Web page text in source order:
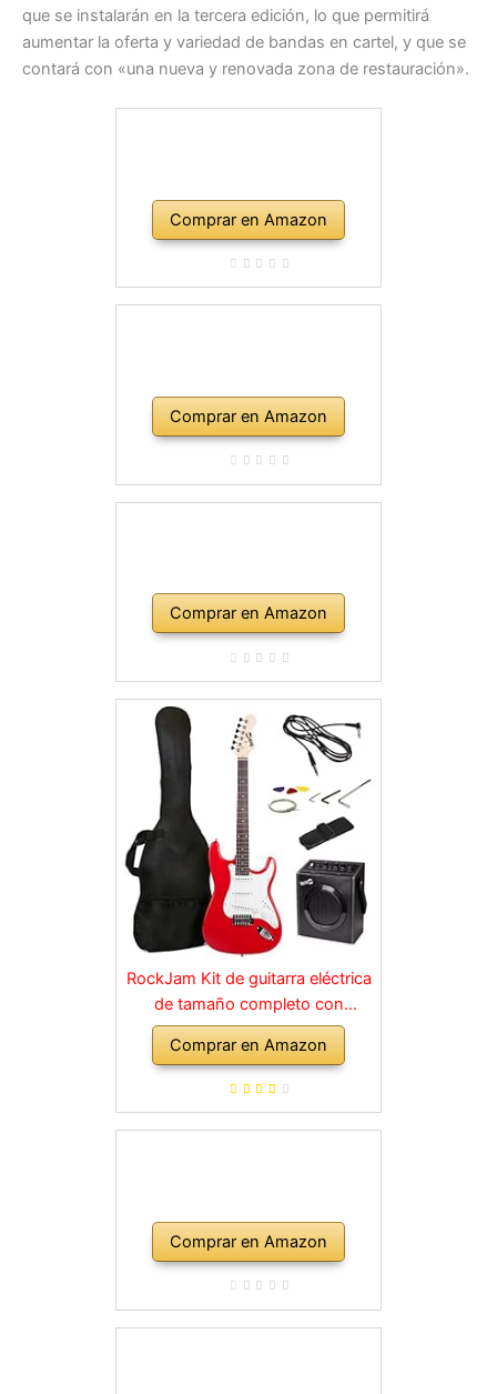
que se instalarán en la tercera edición, lo que permitirá
aumentar la oferta y variedad de bandas en cartel, y que se
contará con «una nueva y renovada zona de restauración».
Comprar en Amazon
Comprar en Amazon
Comprar en Amazon
RockJam Kit de guitarra eléctrica
de tamaño completo con
amplificador de 10 vatios, clases,
correa, bolsa de transporte,
púas, golpe, plomo y cuerdas de
Comprar en Amazon
Comprar en Amazon